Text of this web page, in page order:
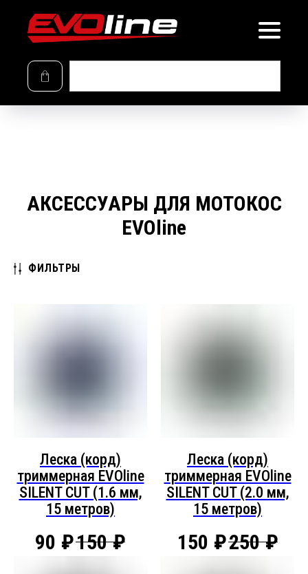
АКСЕССУАРЫ ДЛЯ МОТОКОС
EVOline
ФИЛЬТРЫ
Леска (корд)
триммерная EVOline
SILENT CUT (1.6 мм,
15 метров)
90 ₽150 ₽
Леска (корд)
триммерная EVOline
SILENT CUT (2.0 мм,
15 метров)
150 ₽250 ₽